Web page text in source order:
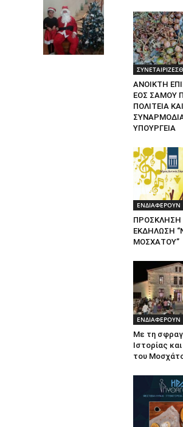
ΑΝΟΙΚΤΗ
ΕΟΣ ΣΑΜΟΥ
ΠΟΛΙΤΕΙΑ
ΥΠΟΥΡΓΕΙΑ
ΕΝΔΙΑΦΕΡΟΥΝ
ΠΡΟΣΚΛΗΣΗ
ΕΚΔΗΛΩΣΗ
ΜΟΣΧΑΤΟΥ”
ΕΝΔΙΑΦΕΡΟΥΝ
Με τη
Ιστορίας
του